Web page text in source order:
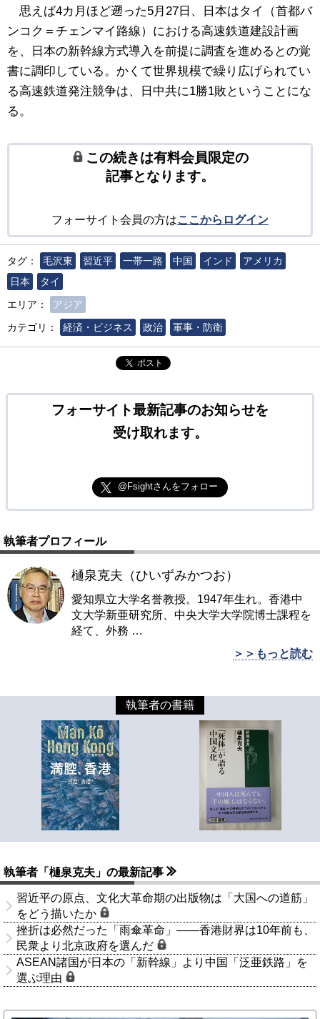
思えば4カ月ほど遡った5月27日、日本はタイ（首都バ
ンコク＝チェンマイ路線）における高速鉄道建設計画
を、日本の新幹線方式導入を前提に調査を進めるとの覚
書に調印している。かくて世界規模で繰り広げられてい
る高速鉄道発注競争は、日中共に1勝1敗ということにな
る。
この続きは有料会員限定の
記事となります。
フォーサイト会員の方はここからログイン
タグ： 毛沢東 習近平 一帯一路 中国 インド
アメリカ
日本
タイ
エリア：
アジア
カテゴリ：
経済・ビジネス 政治 軍事・防衛
ポスト
フォーサイト最新記事のお知らせを
受け取れます。
@Fsightさんをフォロー
執筆者プロフィール
樋泉克夫（ひいずみかつお）
愛知県立大学名誉教授。1947年生れ。香港中
文大学新亜研究所、中央大学大学院博士課程を
経て、外務 …
＞＞もっと読む
執筆者の書籍
執筆者「樋泉克夫」の最新記事
習近平の原点、文化大革命期の出版物は「大国への道筋」
をどう描いたか
挫折は必然だった「雨傘革命」――香港財界は10年前も、
民衆より北京政府を選んだ
ASEAN諸国が日本の「新幹線」より中国「泛亜鉄路」を
選ぶ理由